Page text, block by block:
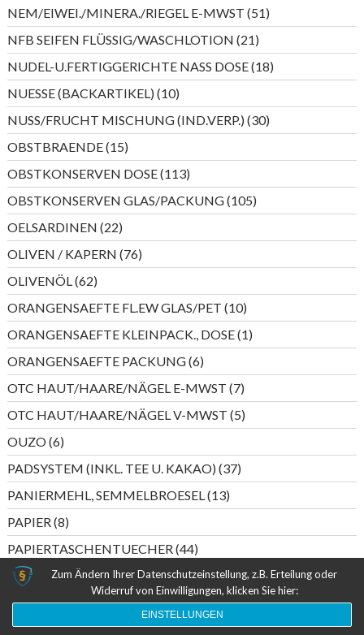
NEM/EIWEI./MINERA./RIEGEL E-MWST 5151
Produkte
NFB SEIFEN FLÜSSIG/WASCHLOTION 2121
Produkte
NUDEL-U.FERTIGGERICHTE NASS DOSE 1818
Produkte
NUESSE (BACKARTIKEL) 1010
Produkte
NUSS/FRUCHT MISCHUNG (IND.VERP.) 3030
Produkte
OBSTBRAENDE 1515
Produkte
OBSTKONSERVEN DOSE 113113
Produkte
OBSTKONSERVEN GLAS/PACKUNG 105105
Produkte
OELSARDINEN 2222
Produkte
OLIVEN / KAPERN 7676
Produkte
OLIVENÖL 6262
Produkte
ORANGENSAEFTE FL.EW GLAS/PET 1010
Produkte
ORANGENSAEFTE KLEINPACK., DOSE 11
Produkt
ORANGENSAEFTE PACKUNG 66
Produkte
OTC HAUT/HAARE/NÄGEL E-MWST 77
Produkte
OTC HAUT/HAARE/NÄGEL V-MWST 55
Produkte
OUZO 66
Produkte
PADSYSTEM (INKL. TEE U. KAKAO) 3737
Produkte
PANIERMEHL, SEMMELBROESEL 1313
Produkte
PAPIER 88
Produkte
PAPIERTASCHENTUECHER 4444
PASTETEN (FISCHKONSERVEN) 44
Produkte
PASTETEN (WURST) 66
Produkte
PERLWEIN DEUTSCHLAND 55
Zum Ändern Ihrer Datenschutzeinstellung, z.B. Erteilung oder
Widerruf von Einwilligungen, klicken Sie hier:
EINSTELLUNGEN